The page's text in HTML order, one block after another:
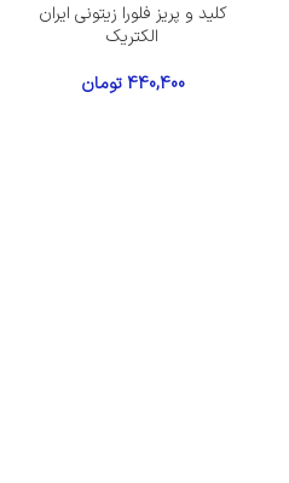
کلید و پریز فلورا زیتونی ایران
الکتریک
440,400 تومان